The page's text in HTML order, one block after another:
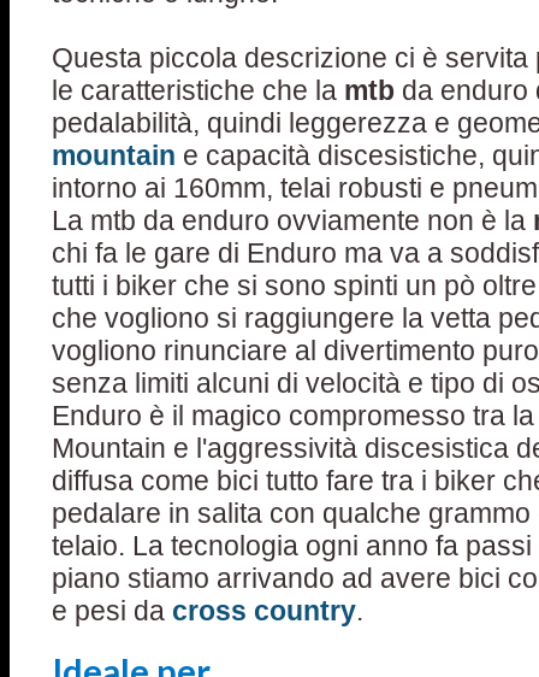
Questa piccola descrizione ci è servita
le caratteristiche che la mtb da enduro
pedalabilità, quindi leggerezza e
mountain e capacità discesistiche,
intorno ai 160mm, telai robusti e
La mtb da enduro ovviamente non è la
chi fa le gare di Enduro ma va a
tutti i biker che si sono spinti un pò
che vogliono si raggiungere la vetta
vogliono rinunciare al divertimento
senza limiti alcuni di velocità e tipo di
Enduro è il magico compromesso tra
Mountain e l'aggressività discesistica
diffusa come bici tutto fare tra i biker
pedalare in salita con qualche
telaio. La tecnologia ogni anno fa
piano stiamo arrivando ad avere bici
e pesi da cross country.